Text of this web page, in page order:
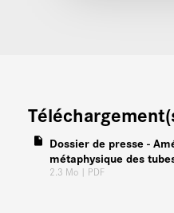
Dossier de presse -
métaphysique des
2.3 Mo | PDF